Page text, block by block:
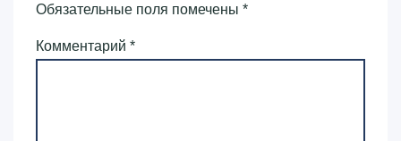
Обязательные поля помечены *
Комментарий *